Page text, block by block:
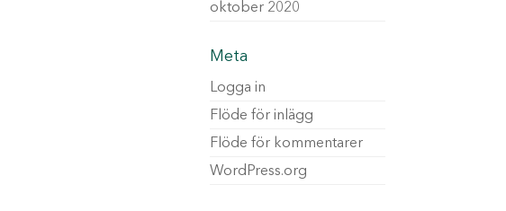
oktober 2020
Meta
Logga in
Flöde för inlägg
Flöde för kommentarer
WordPress.org